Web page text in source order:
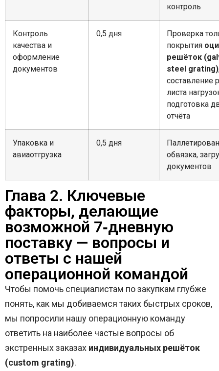
контроль
Контроль
качества и
оформление
документов
0,5 дня
Проверка
покрытия
решёток
steel grating)
составление
листа
подготовка
отчёта
Упаковка и
авиаотгрузка
0,5 дня
обвязка,
документов
Глава 2. Ключевые
факторы, делающие
возможной 7‑дневную
поставку — вопросы и
ответы с нашей
операционной командой
Чтобы помочь специалистам по закупкам глубже
понять, как мы добиваемся таких быстрых сроков,
мы попросили нашу операционную команду
ответить на наиболее частые вопросы об
экстренных заказах индивидуальных решёток
(custom grating).